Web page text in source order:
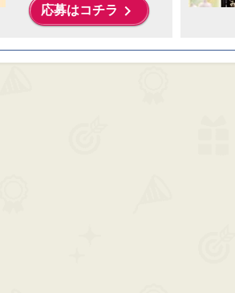
応募はコチラ keyboard_arrow_right